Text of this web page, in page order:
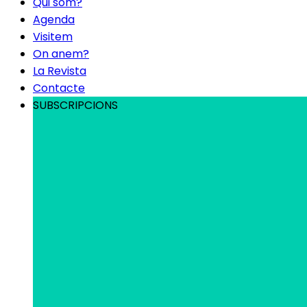
Agenda
Visitem
On anem?
La Revista
Contacte
SUBSCRIPCIONS